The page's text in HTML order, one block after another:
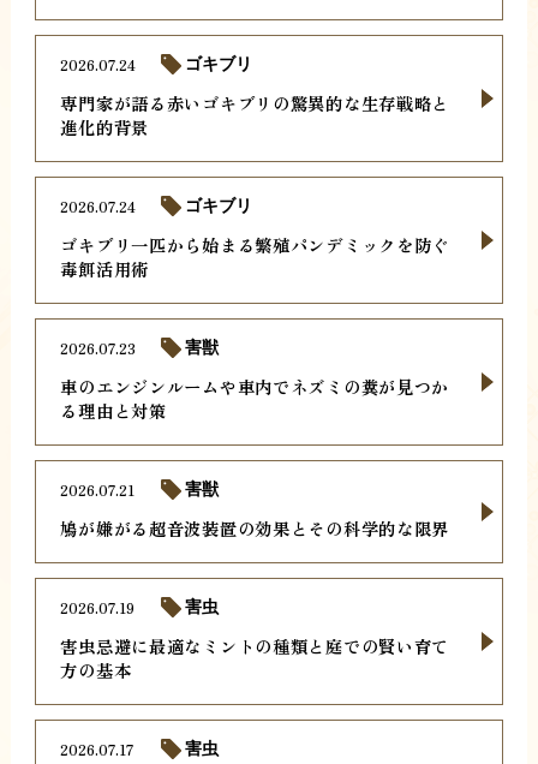
専門家が語る赤いゴキブリの驚異的な生存戦略と
進化的背景
2026.07.24 ゴキブリ
ゴキブリ一匹から始まる繁殖パンデミックを防ぐ
毒餌活用術
2026.07.24 ゴキブリ
車のエンジンルームや車内でネズミの糞が見つか
る理由と対策
2026.07.23 害獣
鳩が嫌がる超音波装置の効果とその科学的な限界
2026.07.21 害獣
害虫忌避に最適なミントの種類と庭での賢い育て
方の基本
2026.07.19 害虫
2026.07.17 害虫